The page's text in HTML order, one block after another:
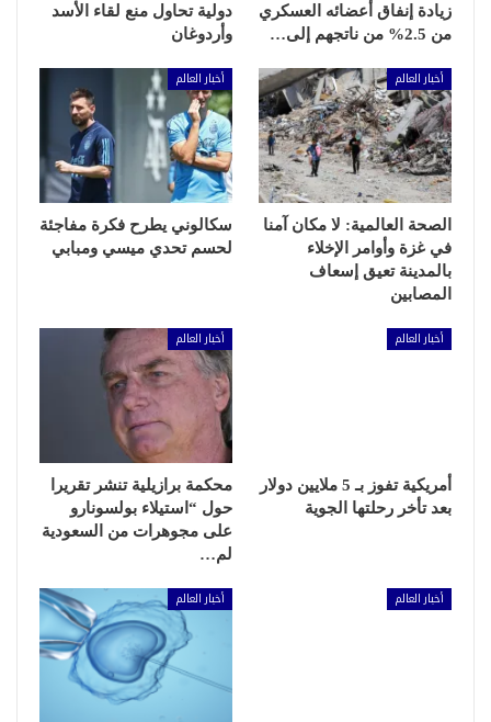
زيادة إنفاق أعضائه العسكري
من 2.5% من ناتجهم إلى…
دولية تحاول منع لقاء الأسد
وأردوغان
أخبار العالم
الصحة العالمية: لا مكان آمنا
في غزة وأوامر الإخلاء
بالمدينة تعيق إسعاف
المصابين
أخبار العالم
سكالوني يطرح فكرة مفاجئة
لحسم تحدي ميسي ومبابي
أخبار العالم
أمريكية تفوز بـ 5 ملايين دولار
بعد تأخر رحلتها الجوية
أخبار العالم
محكمة برازيلية تنشر تقريرا
حول “استيلاء بولسونارو
على مجوهرات من السعودية
لم…
أخبار العالم أخبار العالم